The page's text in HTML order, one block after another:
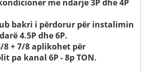
me ndarje 3P dhe 4P
bakri i përdorur për instalimin
4.5P dhe 6P.
+ 7/8 aplikohet për
pa kanal 6P - 8p TON.